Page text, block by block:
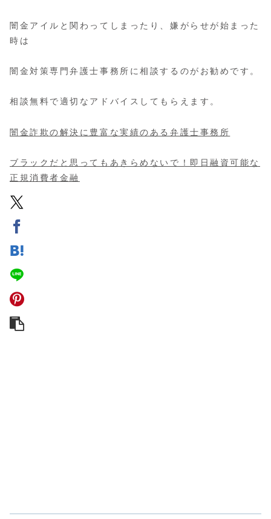
闇金アイルと関わってしまったり、嫌がらせが始まった
時は
闇金対策専門弁護士事務所に相談するのがお勧めです。
相談無料で適切なアドバイスしてもらえます。
闇金詐欺の解決に豊富な実績のある弁護士事務所
ブラックだと思ってもあきらめないで！即日融資可能な
正規消費者金融